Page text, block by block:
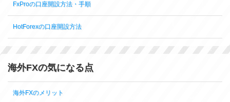
FxProの口座開設方法・手順
HotForexの口座開設方法
海外FXの気になる点
海外FXのメリット